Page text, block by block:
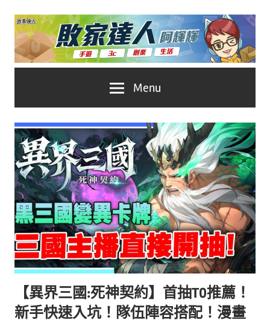
Skip
content
家
達
人
推
薦
No.1
遊
戲
科
技
自
媒
體。
Menu
【異界三國:死神契約】首抽T0推薦！
新手快速入坑！隊伍陣容搭配！漫畫